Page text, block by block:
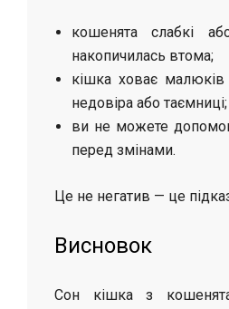
кошенята слабкі
накопичилась втома;
кішка ховає
недовіра або таємниці;
ви не можете
перед змінами.
Це не негатив — це
Висновок
Сон кішка з